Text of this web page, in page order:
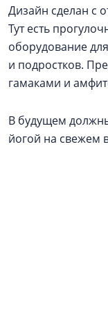
Дизайн сделан с
Тут есть
оборудование
и подростков.
гамаками и
В будущем
йогой на свежем